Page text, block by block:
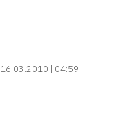
16.03.2010 | 04:59